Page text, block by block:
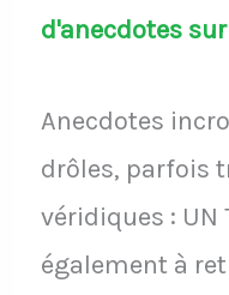
d'anecdotes
Anecdotes
drôles, parfois
véridiques : UN
également à